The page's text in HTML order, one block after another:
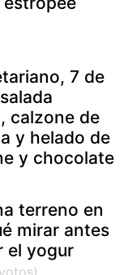
7 de
calzone de
y helado de
y chocolate
terreno en
mirar antes
el yogur